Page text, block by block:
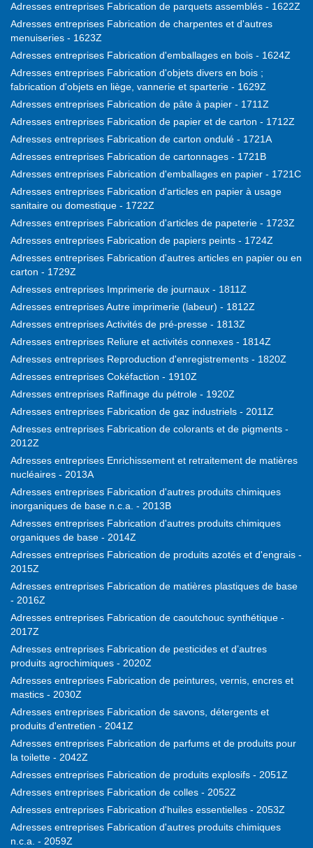
Adresses entreprises Fabrication de parquets assemblés - 1622Z
Adresses entreprises Fabrication de charpentes et d'autres
menuiseries - 1623Z
Adresses entreprises Fabrication d'emballages en bois - 1624Z
Adresses entreprises Fabrication d'objets divers en bois ;
fabrication d'objets en liège, vannerie et sparterie - 1629Z
Adresses entreprises Fabrication de pâte à papier - 1711Z
Adresses entreprises Fabrication de papier et de carton - 1712Z
Adresses entreprises Fabrication de carton ondulé - 1721A
Adresses entreprises Fabrication de cartonnages - 1721B
Adresses entreprises Fabrication d'emballages en papier - 1721C
Adresses entreprises Fabrication d'articles en papier à usage
sanitaire ou domestique - 1722Z
Adresses entreprises Fabrication d'articles de papeterie - 1723Z
Adresses entreprises Fabrication de papiers peints - 1724Z
Adresses entreprises Fabrication d'autres articles en papier ou en
carton - 1729Z
Adresses entreprises Imprimerie de journaux - 1811Z
Adresses entreprises Autre imprimerie (labeur) - 1812Z
Adresses entreprises Activités de pré-presse - 1813Z
Adresses entreprises Reliure et activités connexes - 1814Z
Adresses entreprises Reproduction d'enregistrements - 1820Z
Adresses entreprises Cokéfaction - 1910Z
Adresses entreprises Raffinage du pétrole - 1920Z
Adresses entreprises Fabrication de gaz industriels - 2011Z
Adresses entreprises Fabrication de colorants et de pigments -
2012Z
Adresses entreprises Enrichissement et retraitement de matières
nucléaires - 2013A
Adresses entreprises Fabrication d'autres produits chimiques
inorganiques de base n.c.a. - 2013B
Adresses entreprises Fabrication d'autres produits chimiques
organiques de base - 2014Z
Adresses entreprises Fabrication de produits azotés et d'engrais -
2015Z
Adresses entreprises Fabrication de matières plastiques de base
- 2016Z
Adresses entreprises Fabrication de caoutchouc synthétique -
2017Z
Adresses entreprises Fabrication de pesticides et d’autres
produits agrochimiques - 2020Z
Adresses entreprises Fabrication de peintures, vernis, encres et
mastics - 2030Z
Adresses entreprises Fabrication de savons, détergents et
produits d'entretien - 2041Z
Adresses entreprises Fabrication de parfums et de produits pour
la toilette - 2042Z
Adresses entreprises Fabrication de produits explosifs - 2051Z
Adresses entreprises Fabrication de colles - 2052Z
Adresses entreprises Fabrication d'huiles essentielles - 2053Z
Adresses entreprises Fabrication d'autres produits chimiques
n.c.a. - 2059Z